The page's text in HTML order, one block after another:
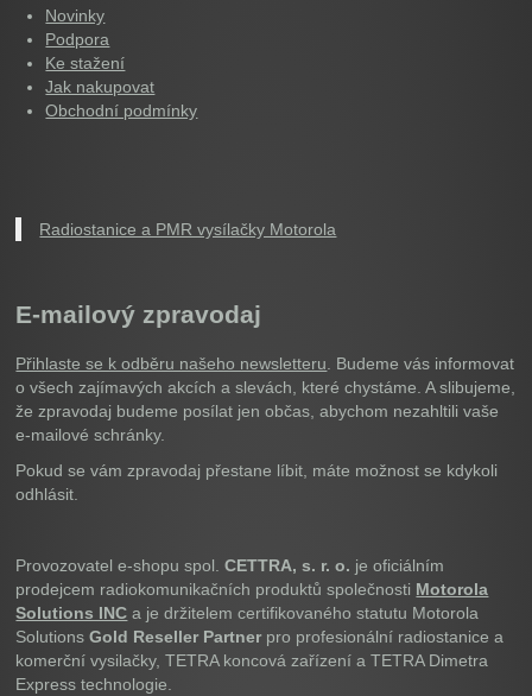
Novinky
Podpora
Ke stažení
Jak nakupovat
Obchodní podmínky
Radiostanice a PMR vysílačky Motorola
E-mailový zpravodaj
Přihlaste se k odběru našeho newsletteru . Budeme vás informovat
o všech zajímavých akcích a slevách, které chystáme. A slibujeme,
že zpravodaj budeme posílat jen občas, abychom nezahltili vaše
e-mailové schránky.
Pokud se vám zpravodaj přestane líbit, máte možnost se kdykoli
odhlásit.
Provozovatel e-shopu spol.CETTRA, s. r. o. je oficiálním
prodejcem radiokomunikačních produktů společnosti Motorola
Solutions INC a je držitelem certifikovaného statutu Motorola
SolutionsGold Reseller Partner pro profesionální radiostanice a
komerční vysilačky, TETRA koncová zařízení a TETRA Dimetra
Express technologie.